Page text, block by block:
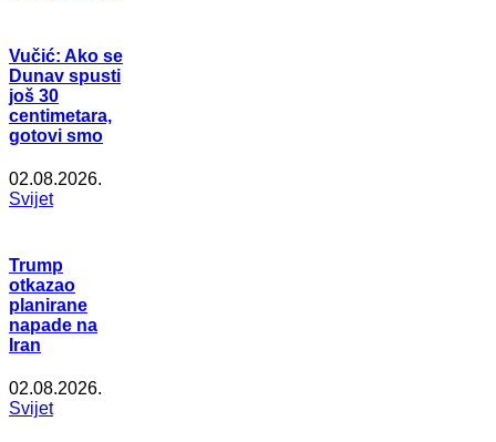
Vučić: Ako se
Dunav spusti
još 30
centimetara,
gotovi smo
02.08.2026.
Svijet
Trump
otkazao
planirane
napade na
Iran
02.08.2026.
Svijet